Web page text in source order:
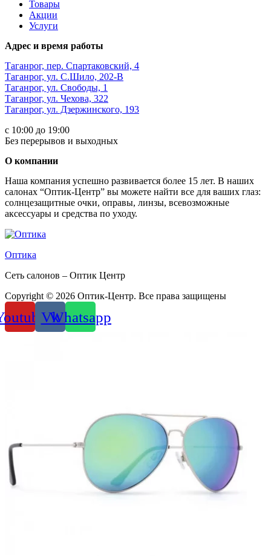
Товары
Акции
Услуги
Адрес и время работы
Таганрог, пер. Спартаковский, 4
Таганрог, ул. С.Шило, 202-В
Таганрог, ул. Свободы, 1
Таганрог, ул. Чехова, 322
Таганрог, ул. Дзержинского, 193
с 10:00 до 19:00
Без перерывов и выходных
О компании
Наша компания успешно развивается более 15 лет. В наших
салонах “Оптик-Центр” вы можете найти все для ваших глаз:
солнцезащитные очки, оправы, линзы, всевозможные
аксессуары и средства по уходу.
Оптика
Сеть салонов – Оптик Центр
Copyright © 2026 Оптик-Центр. Все права защищены
VkWhatsapp